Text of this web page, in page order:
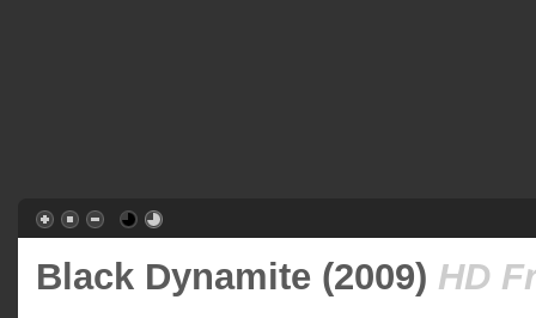
Black Dynamite (2009) HD